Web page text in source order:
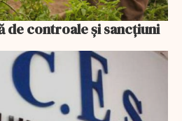
de controale și sancțiuni